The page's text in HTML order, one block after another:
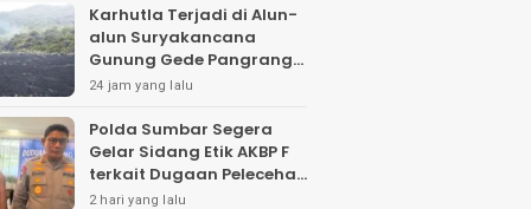
Karhutla Terjadi di Alun-
alun Suryakancana
Gunung Gede Pangrango,
Api Berhasil Dipadamka
24 jam yang lalu
Polda Sumbar Segera
Gelar Sidang Etik AKBP F
terkait Dugaan Pelecehan
Polwan
2 hari yang lalu